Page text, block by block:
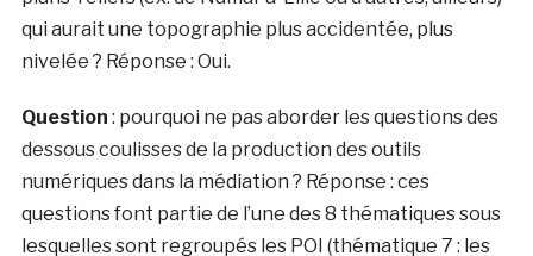
qui aurait une topographie plus accidentée, plus
nivelée ? Réponse : Oui.
Question : pourquoi ne pas aborder les questions des
dessous coulisses de la production des outils
numériques dans la médiation ? Réponse : ces
questions font partie de l’une des 8 thématiques sous
lesquelles sont regroupés les POI (thématique 7 : les